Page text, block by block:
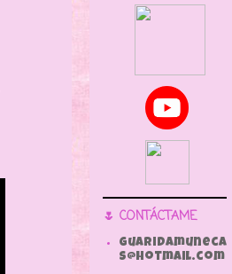
🌷 CONTÁCTAME
guaridamuneca
s@hotmail.com